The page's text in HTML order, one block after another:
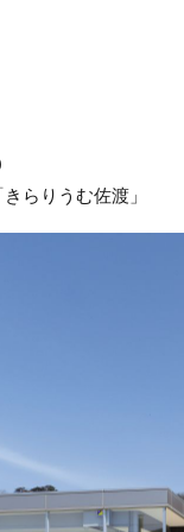
らりうむ佐渡」